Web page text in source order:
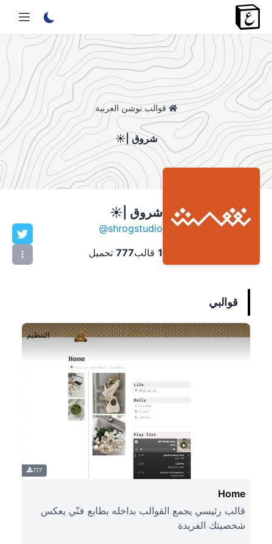
قوالب نوشن العربية
شروق |☀️
شروق |☀️
shrogstudio
@
1 قالب777 تحميل
قوالبي
التنظيم
777
Home
قالب رئيسي يجمع القوالب بداخله بطابع فنّي يعكس
شخصيتك الفريدة